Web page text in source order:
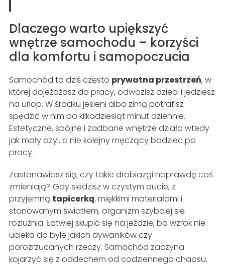
Dlaczego warto upiększyć
wnętrze samochodu – korzyści
dla komfortu i samopoczucia
Samochód to dziś często prywatna przestrzeń, w
której dojeżdżasz do pracy, odwozisz dzieci i jedziesz
na urlop. W środku jesieni albo zimą potrafisz
spędzić w nim po kilkadziesiąt minut dziennie.
Estetyczne, spójne i zadbane wnętrze działa wtedy
jak mały azyl, a nie kolejny męczący bodziec po
pracy.
Zastanawiasz się, czy takie drobiazgi naprawdę coś
zmieniają? Gdy siedzisz w czystym aucie, z
przyjemną tapicerką, miękkimi materiałami i
stonowanym światłem, organizm szybciej się
rozluźnia. Łatwiej skupić się na jeździe, bo wzrok nie
ucieka do byle jakich dywaników czy
porozrzucanych rzeczy. Samochód zaczyna
kojarzyć się z oddechem od codziennego chaosu.